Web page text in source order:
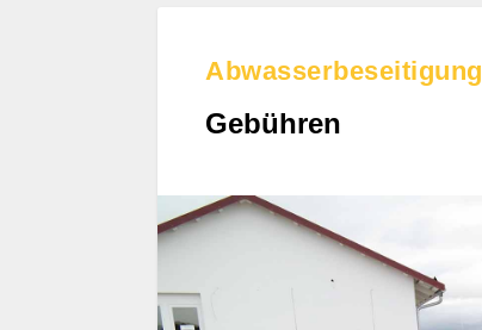
Abwasserbeseitigung
Gebühren